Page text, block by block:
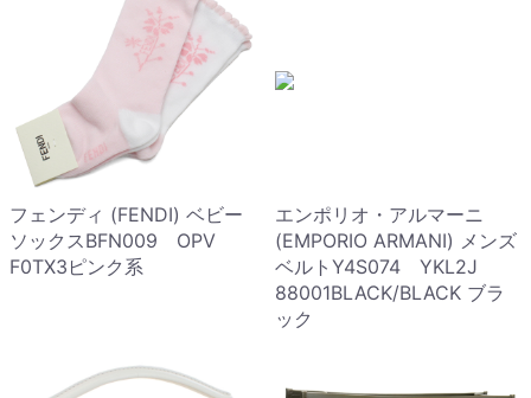
フェンディ (FENDI) ベビー
ソックスBFN009 OPV
F0TX3ピンク系
エンポリオ・アルマーニ
(EMPORIO ARMANI) メンズ
ベルトY4S074 YKL2J
88001BLACK/BLACK ブラ
ック